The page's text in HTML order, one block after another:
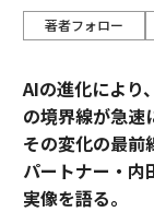
著者フォロー
AIの進化により
の境界線が急速
その変化の最前
パートナー・内
実像を語る。